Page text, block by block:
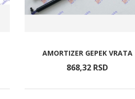
AMORTIZER GEPEK VRATA
868,32 RSD